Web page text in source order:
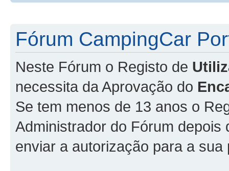
Fórum CampingCar
Neste Fórum o Registo de
necessita da Aprovação do
Se tem menos de 13 anos o
Administrador do Fórum
enviar a autorização para a sua